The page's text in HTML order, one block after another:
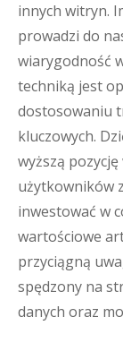
innych witryn.
prowadzi do
wiarygodność
techniką jest
dostosowaniu
kluczowych.
wyższą
użytkowników
inwestować w
wartościowe
przyciągną
spędzony na
danych oraz